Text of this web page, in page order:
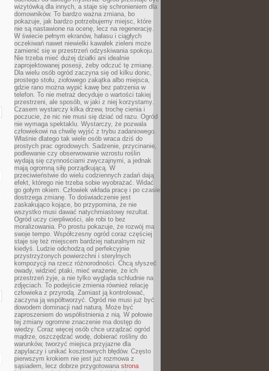
wizytówką dla innych, a staje się schronieniem dla
domowników. To bardzo ważna zmiana, bo
pokazuje, jak bardzo potrzebujemy miejsc, które
nie są nastawione na ocenę, lecz na regenerację.
W świecie pełnym ekranów, hałasu i ciągłych
oczekiwań nawet niewielki kawałek zieleni może
zamienić się w przestrzeń odzyskiwania spokoju.
Nie trzeba mieć dużej działki ani idealnie
zaprojektowanej posesji, żeby odczuć tę zmianę.
Dla wielu osób ogród zaczyna się od kilku donic,
prostego stołu, ziołowego zakątka albo miejsca,
gdzie rano można wypić kawę bez patrzenia w
telefon. To nie metraż decyduje o wartości takiej
przestrzeni, ale sposób, w jaki z niej korzystamy.
Czasem wystarczy kilka drzew, trochę cienia i
poczucie, że nic nie musi się dziać od razu. Ogród
nie wymaga spektaklu. Wystarczy, że pozwala
człowiekowi na chwilę wyjść z trybu zadaniowego.
Właśnie dlatego tak wiele osób wraca dziś do
prostych prac ogrodowych. Sadzenie, przycinanie,
podlewanie czy obserwowanie wzrostu roślin
wydają się czynnościami zwyczajnymi, a jednak
mają ogromną siłę porządkującą. W
przeciwieństwie do wielu codziennych zadań dają
efekt, którego nie trzeba sobie wyobrażać. Widać
go gołym okiem. Człowiek wkłada pracę i po czasie
dostrzega zmianę. To doświadczenie jest
zaskakująco kojące, bo przypomina, że nie
wszystko musi dawać natychmiastowy rezultat.
Ogród uczy cierpliwości, ale robi to bez
moralizowania. Po prostu pokazuje, że rozwój ma
swoje tempo. Współczesny ogród coraz częściej
staje się też miejscem bardziej naturalnym niż
kiedyś. Ludzie odchodzą od perfekcyjnie
przystrzyżonych powierzchni i sterylnych
kompozycji na rzecz różnorodności. Chcą słyszeć
owady, widzieć ptaki, mieć wrażenie, że ich
przestrzeń żyje, a nie tylko wygląda schludnie na
zdjęciach. To podejście zmienia również relację
człowieka z przyrodą. Zamiast ją kontrolować,
zaczyna ją współtworzyć. Ogród nie musi już być
dowodem dominacji nad naturą. Może być
zaproszeniem do współistnienia z nią. W połowie
tej zmiany ogromne znaczenie ma dostęp do
wiedzy. Coraz więcej osób chce urządzać ogród
mądrze, oszczędzać wodę, dobierać rośliny do
warunków, tworzyć miejsca przyjazne dla
zapylaczy i unikać kosztownych błędów. Często
pierwszym krokiem nie jest już rozmowa z
sąsiadem, lecz dobrze przygotowana strona